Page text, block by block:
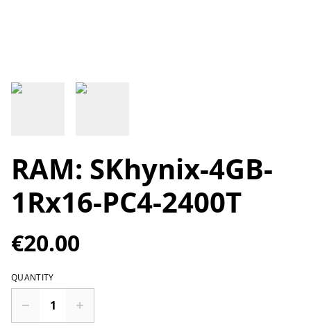
RAM: SKhynix-4GB-
1Rx16-PC4-2400T
€20.00
QUANTITY